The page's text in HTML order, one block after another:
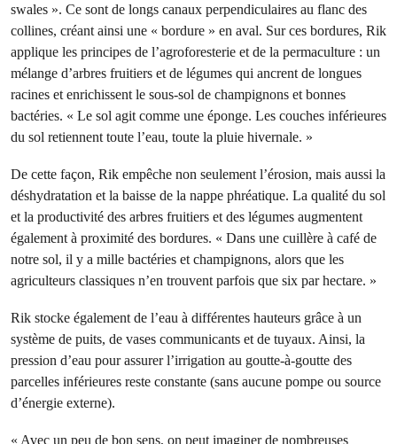
swales ». Ce sont de longs canaux perpendiculaires au flanc des
collines, créant ainsi une « bordure » en aval. Sur ces bordures, Rik
applique les principes de l’agroforesterie et de la permaculture : un
mélange d’arbres fruitiers et de légumes qui ancrent de longues
racines et enrichissent le sous-sol de champignons et bonnes
bactéries. « Le sol agit comme une éponge. Les couches inférieures
du sol retiennent toute l’eau, toute la pluie hivernale. »
De cette façon, Rik empêche non seulement l’érosion, mais aussi la
déshydratation et la baisse de la nappe phréatique. La qualité du sol
et la productivité des arbres fruitiers et des légumes augmentent
également à proximité des bordures. « Dans une cuillère à café de
notre sol, il y a mille bactéries et champignons, alors que les
agriculteurs classiques n’en trouvent parfois que six par hectare. »
Rik stocke également de l’eau à différentes hauteurs grâce à un
système de puits, de vases communicants et de tuyaux. Ainsi, la
pression d’eau pour assurer l’irrigation au goutte-à-goutte des
parcelles inférieures reste constante (sans aucune pompe ou source
d’énergie externe).
« Avec un peu de bon sens, on peut imaginer de nombreuses